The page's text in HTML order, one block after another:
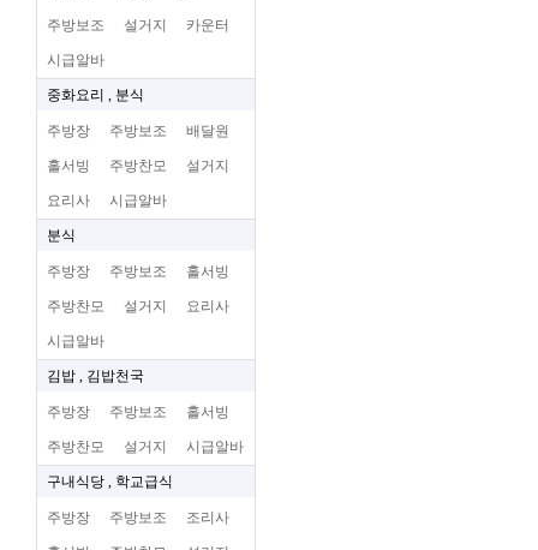
주방보조 설거지 카운터
시급알바
중화요리 , 분식
주방장 주방보조 배달원
홀서빙 주방찬모 설거지
요리사 시급알바
분식
주방장 주방보조 홀서빙
주방찬모 설거지 요리사
시급알바
김밥 , 김밥천국
주방장 주방보조 홀서빙
주방찬모 설거지 시급알바
구내식당 , 학교급식
주방장 주방보조 조리사